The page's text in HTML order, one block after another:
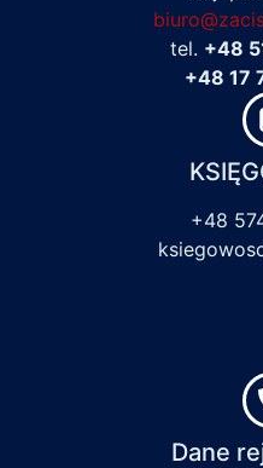
tel. +48
+48 17
+48
Dane